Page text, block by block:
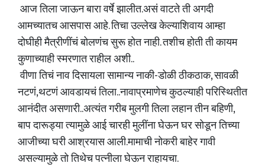
​ आज तिला जाऊन बारा वर्षे झालीत.असं वाटते ती अगदी
आमच्यातच आसपास आहे. तिचा उल्लेख केल्याशिवाय आम्हा
दोघीही मैत्रीणींचं बोलणंच सुरू होत नाही. तशीच होती ती कायम
कुणाच्याही स्मरणात राहील अशी..
​ वीणा तिचं नाव दिसायला सामान्य नाकी-डोळी ठीकठाक, सावळी
नटणं,थटणं आवडायचं तिला..नावाप्रमाणेच कुठल्याही परिस्थितीत
आनंदीत असणारी..अत्यंत गरीब मुलगी तिला लहान तीन बहिणी,
बाप दारूड्या त्यामुळे आई चारही मुलींना घेऊन घर सोडून तिच्या
आजीच्या घरी आश्रयास आली.मामाची नोकरी बाहेर गावी
असल्यामुळे तो तिथेच पत्नीला घेऊन राहायचा.